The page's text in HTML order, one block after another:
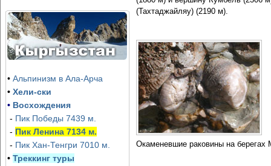
• Альпинизм в Ала-Арча
• Хели-ски
• Восхождения
- Пик Победы 7439 м.
- Пик Ленина 7134 м.
- Пик Хан-Тенгри 7010 м.
• Треккинг туры
(Тахтаджайляу) (2190 м).
Окаменевшие раковины на берегах